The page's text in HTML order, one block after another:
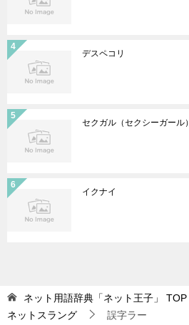
デスペコリ
セクガル（セクシーガール）
イクナイ
ネット用語辞典「ネット王子」
TOP
ネットスラング
誤字ラー